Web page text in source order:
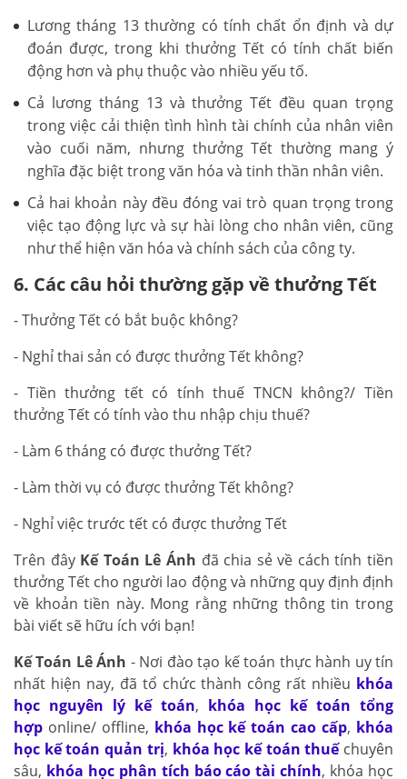
Lương tháng 13 thường có tính chất ổn định và dự
đoán được, trong khi thưởng Tết có tính chất biến
động hơn và phụ thuộc vào nhiều yếu tố.
Cả lương tháng 13 và thưởng Tết đều quan trọng
trong việc cải thiện tình hình tài chính của nhân viên
vào cuối năm, nhưng thưởng Tết thường mang ý
nghĩa đặc biệt trong văn hóa và tinh thần nhân viên.
Cả hai khoản này đều đóng vai trò quan trọng trong
việc tạo động lực và sự hài lòng cho nhân viên, cũng
như thể hiện văn hóa và chính sách của công ty.
6. Các câu hỏi thường gặp về thưởng Tết
- Thưởng Tết có bắt buộc không?
- Nghỉ thai sản có được thưởng Tết không?
- Tiền thưởng tết có tính thuế TNCN không?/ Tiền
thưởng Tết có tính vào thu nhập chịu thuế?
- Làm 6 tháng có được thưởng Tết?
- Làm thời vụ có được thưởng Tết không?
- Nghỉ việc trước tết có được thưởng Tết
Trên đây Kế Toán Lê Ánh đã chia sẻ về cách tính tiền
thưởng Tết cho người lao động và những quy định định
về khoản tiền này. Mong rằng những thông tin trong
bài viết sẽ hữu ích với bạn!
Kế Toán Lê Ánh - Nơi đào tạo kế toán thực hành uy tín
nhất hiện nay, đã tổ chức thành công rất nhiều khóa
học nguyên lý kế toán, khóa học kế toán tổng
hợp online/ offline, khóa học kế toán cao cấp, khóa
học kế toán quản trị, khóa học kế toán thuếchuyên
sâu, khóa học phân tích báo cáo tài chính, khóa học